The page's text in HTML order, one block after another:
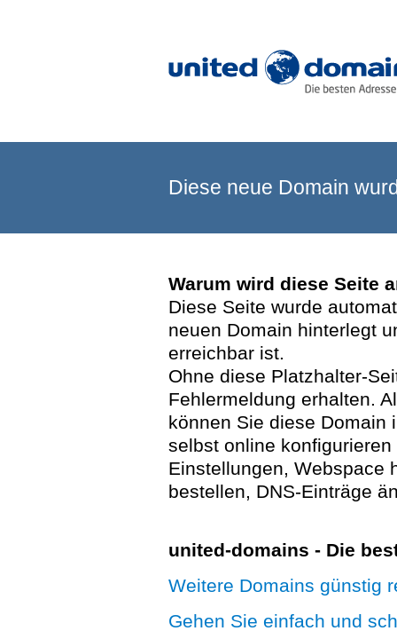
Diese neue Domain
Warum wird diese Seite
Diese Seite wurde
neuen Domain hinterlegt
erreichbar ist.
Ohne diese Platzhalter-
Fehlermeldung erhalten.
können Sie diese Domain
selbst online
Einstellungen, Webspace
bestellen, DNS-Einträge
united-domains - Die
Weitere Domains günstig
Gehen Sie einfach und